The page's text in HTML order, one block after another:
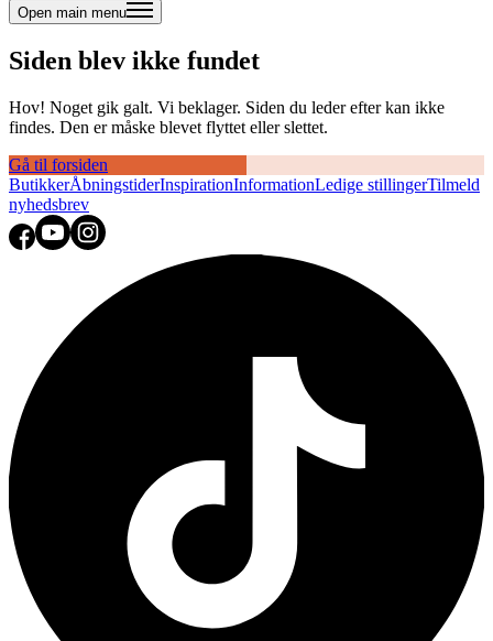
Open main menu
Siden blev ikke fundet
Hov! Noget gik galt. Vi beklager. Siden du leder efter kan ikke
findes. Den er måske blevet flyttet eller slettet.
Gå til forsiden
ButikkerÅbningstiderInspirationInformationLedige stillingerTilmeld
nyhedsbrev